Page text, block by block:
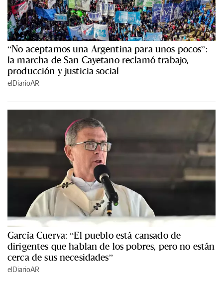
“No aceptamos una Argentina para unos pocos”:
la marcha de San Cayetano reclamó trabajo,
producción y justicia social
elDiarioAR
García Cuerva: “El pueblo está cansado de
dirigentes que hablan de los pobres, pero no están
cerca de sus necesidades”
elDiarioAR